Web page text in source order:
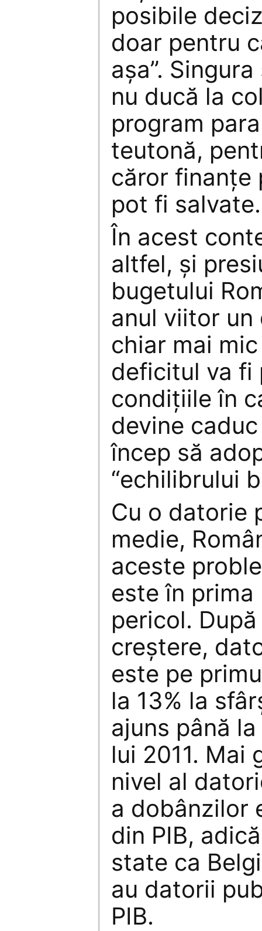
posibile
doar pentru
aşa”.
nu ducă la
program
teutonă,
căror finanţe
pot fi salvate.
În acest
altfel, şi
bugetului
anul viitor
chiar mai
deficitul va fi
condiţiile în
devine
încep să
“echilibrului
Cu o datorie
medie,
aceste
este în
pericol.
creştere,
este pe
la 13% la
ajuns până
lui 2011. Mai
nivel al
a dobânzilor
din PIB,
state ca
au datorii
PIB.